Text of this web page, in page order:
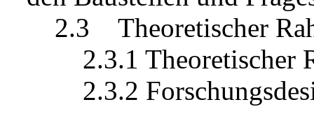
2.3 Theoretischer
2.3.1 Theoretischer
2.3.2